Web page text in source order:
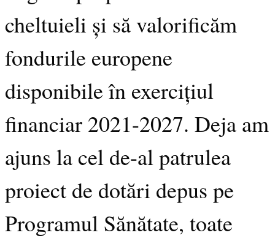
cheltuieli și să valorificăm
fondurile europene
disponibile în exercițiul
financiar 2021-2027. Deja am
ajuns la cel de-al patrulea
proiect de dotări depus pe
Programul Sănătate, toate